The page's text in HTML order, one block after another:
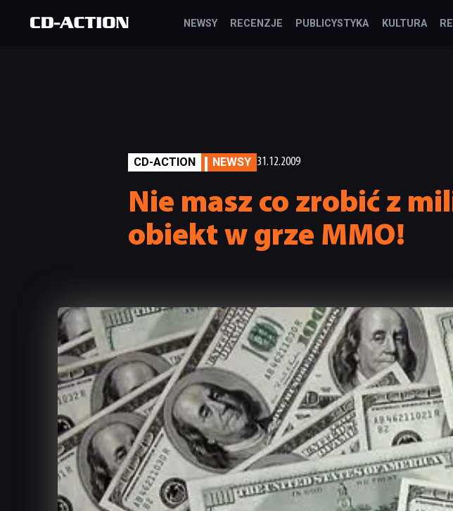
NEWSY RECENZJE PUBLICYSTYKA KULTURA
CD-ACTION NEWSY 31.12.2009
Nie masz co zrobić z
obiekt w grze MMO!